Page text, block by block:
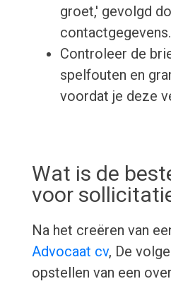
groet,' gevolgd
contactgegevens.
Controleer de
spelfouten en
voordat je deze
Wat is de
voor
Na het creëren van
Advocaat cv, De
opstellen van een